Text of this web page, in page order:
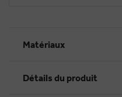
Matériaux
Détails du produit